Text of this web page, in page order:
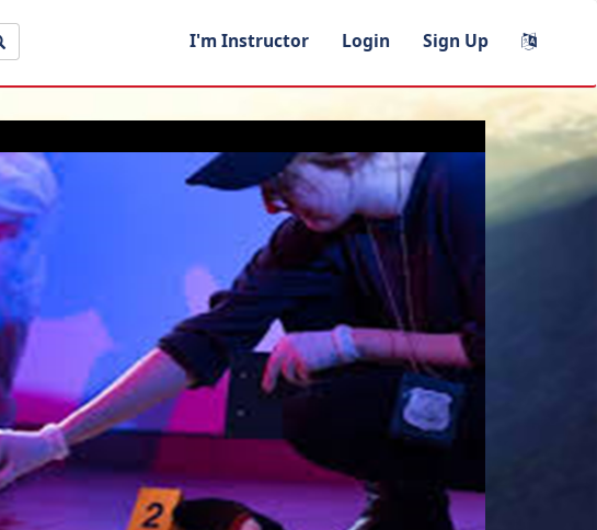
I'm Instructor Login Sign Up